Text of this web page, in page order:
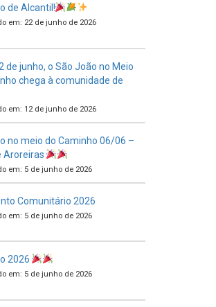
de Alcantil!
em: 22 de junho de 2026
de junho, o São João no Meio
chega à comunidade de
em: 12 de junho de 2026
no meio do Caminho 06/06 –
Aroreiras
em: 5 de junho de 2026
Comunitário 2026
em: 5 de junho de 2026
2026
em: 5 de junho de 2026